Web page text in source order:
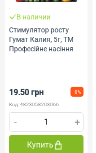
В наличии
Стимулятор росту
Гумат Калия, 5г, ТМ
Професійне насіння
19.50 грн -8%
Код: 4823058203066
- +
Купить